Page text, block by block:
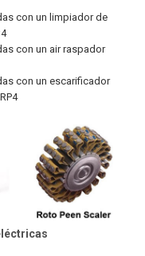
con un limpiador de
con un air raspador
con un escarificador